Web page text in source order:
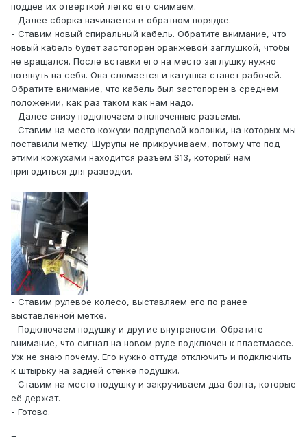
поддев их отверткой легко его снимаем.
- Далее сборка начинается в обратном порядке.
- Ставим новый спиральный кабель. Обратите внимание, что
новый кабель будет застопорен оранжевой заглушкой, чтобы
не вращался. После вставки его на место заглушку нужно
потянуть на себя. Она сломается и катушка станет рабочей.
Обратите внимание, что кабель был застопорен в среднем
положении, как раз таком как нам надо.
- Далее снизу подключаем отключенные разъемы.
- Ставим на место кожухи подрулевой колонки, на которых мы
поставили метку. Шурупы не прикручиваем, потому что под
этими кожухами находится разъем S13, который нам
пригодиться для разводки.
- Ставим рулевое колесо, выставляем его по ранее
выставленной метке.
- Подключаем подушку и другие внутрености. Обратите
внимание, что сигнал на новом руле подключен к пластмассе.
Уж не знаю почему. Его нужно оттуда отключить и подключить
к штырьку на задней стенке подушки.
- Ставим на место подушку и закручиваем два болта, которые
её держат.
- Готово.